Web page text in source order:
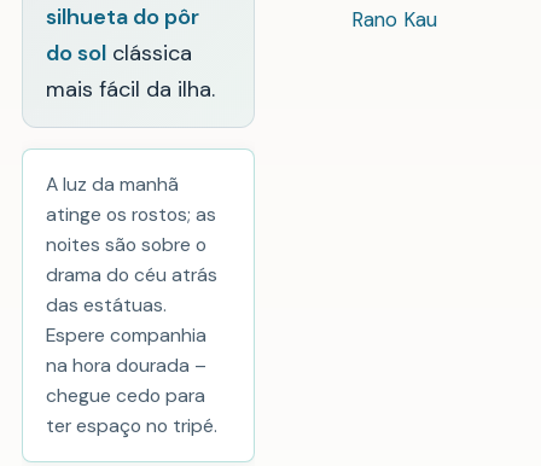
Rano Kau
silhueta do pôr
do sol clássica
mais fácil da ilha.
A luz da manhã
atinge os rostos; as
noites são sobre o
drama do céu atrás
das estátuas.
Espere companhia
na hora dourada –
chegue cedo para
ter espaço no tripé.